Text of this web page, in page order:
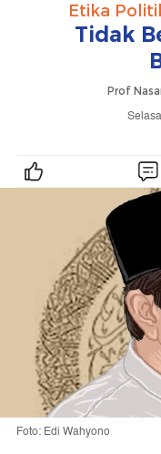
Etika
Tidak
Prof
Foto: Edi Wahyono